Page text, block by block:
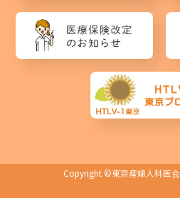
Copyright ©東京産婦人科医会